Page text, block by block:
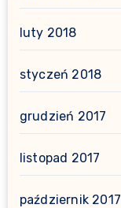
luty 2018
styczeń 2018
grudzień 2017
listopad 2017
październik 2017